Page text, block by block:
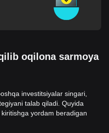
oqilona sarmoya
investitsiyalar singari,
talab qiladi. Quyida
yordam beradigan